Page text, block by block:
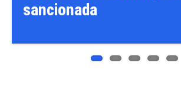
sancionada